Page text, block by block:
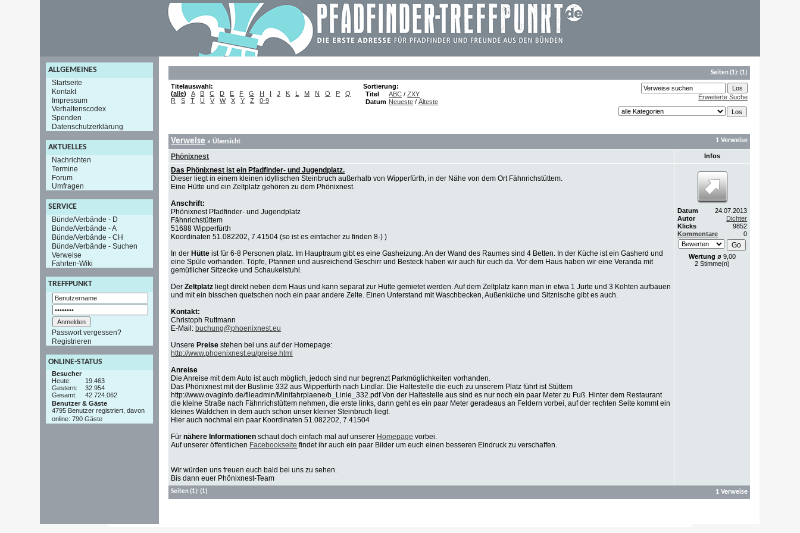
ALLGEMEINES
Startseite
Kontakt
Impressum
Verhaltenscodex
Spenden
Datenschutzerklärung
AKTUELLES
Nachrichten
Termine
Forum
Umfragen
SERVICE
Bünde/Verbände - D
Bünde/Verbände - A
Bünde/Verbände - CH
Bünde/Verbände - Suchen
Verweise
Fahrten-Wiki
TREFFPUNKT
Passwort vergessen?
Registrieren
ONLINE-STATUS
Besucher
Heute:
19.463
Gestern:
32.954
Gesamt:
42.724.062
Benutzer & Gäste
4795 Benutzer registriert, davon
online: 790 Gäste
Seiten(1):(1)
Titelauswahl:
(alle) A B C D E F G H I J K L M N O P
Q
R
S T U V W X Y Z 0-9
Sortierung:
Titel
ABC /ZXY
Datum Neueste /Älteste
Erweiterte Suche
Verweise » Übersicht 1 Verweise
Phönixnest Infos
Das Phönixnest ist ein Pfadfinder- und Jugendplatz.
Dieser liegt in einem kleinen idyllischen Steinbruch außerhalb von Wipperfürth, in der Nähe von dem Ort Fähnrichstüttem.
Eine Hütte und ein Zeltplatz gehören zu dem Phönixnest.
Anschrift:
Phönixnest Pfadfinder- und Jugendplatz
Fähnrichstüttem
51688 Wipperfürth
Koordinaten 51.082202, 7.41504 (so ist es einfacher zu finden 8-) )
In der Hütte ist für 6-8 Personen platz. Im Hauptraum gibt es eine Gasheizung. An der Wand des Raumes sind 4 Betten. In der Küche ist ein Gasherd und
eine Spüle vorhanden. Töpfe, Pfannen und ausreichend Geschirr und Besteck haben wir auch für euch da. Vor dem Haus haben wir eine Veranda mit
gemütlicher Sitzecke und Schaukelstuhl.
DerZeltplatz liegt direkt neben dem Haus und kann separat zur Hütte gemietet werden. Auf dem Zeltplatz kann man in etwa 1 Jurte und 3 Kohten aufbauen
und mit ein bisschen quetschen noch ein paar andere Zelte. Einen Unterstand mit Waschbecken, Außenküche und Sitznische gibt es auch.
Kontakt:
Christoph Ruttmann
E-Mail: buchung@phoenixnest.eu
Unsere Preise stehen bei uns auf der Homepage:
http://www.phoenixnest.eu/preise.html
Anreise
Die Anreise mit dem Auto ist auch möglich, jedoch sind nur begrenzt Parkmöglichkeiten vorhanden.
Das Phönixnest mit der Buslinie 332 aus Wipperfürth nach Lindlar. Die Haltestelle die euch zu unserem Platz führt ist Stüttem
http://www.ovaginfo.de/fileadmin/Minifahrplaene/b_Linie_332.pdf Von der Haltestelle aus sind es nur noch ein paar Meter zu Fuß. Hinter dem Restaurant
die kleine Straße nach Fähnrichstüttem nehmen, die erste links, dann geht es ein paar Meter geradeaus an Feldern vorbei, auf der rechten Seite kommt ein
kleines Wäldchen in dem auch schon unser kleiner Steinbruch liegt.
Hier auch nochmal ein paar Koordinaten 51.082202, 7.41504
Fürnähere Informationen schaut doch einfach mal auf unserer Homepage vorbei.
Auf unserer öffentlichen Facebookseite findet ihr auch ein paar Bilder um euch einen besseren Eindruck zu verschaffen.
Wir würden uns freuen euch bald bei uns zu sehen.
Bis dann euer Phönixnest-Team
Datum
24.07.2013
Autor
Dichter
Klicks
9852
Kommentare
0
Wertung ø 9,00
2 Stimme(n)
Seiten(1):(1) 1 Verweise